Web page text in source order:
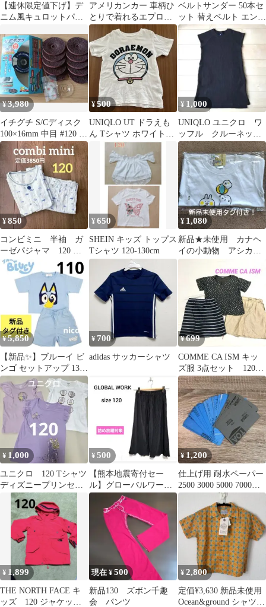
【連休限定値下げ】デ
ニム風キュロットパン
女の子
アメリカンカー 車柄ひ
とりで着れるエプロン
三角巾巾着袋付きセッ
ト
ベルトサンダー 50本セ
ット 替えベルト エンド
レスベルト
10mm×330mm 研磨ベル
ト サンドベルト サンド
ペーパー 木工 鉄工
¥3,980
イチグチ S/Cディスク
100×16mm 中目 #120 10
枚入
¥500
UNIQLO UT ドラえも
ん Tシャツ ホワイト
¥ 1,000
UNIQLO ユニクロ ワ
ッフル クルーネッ
ク ワンピース 半
袖 女の子 120
¥850
コンビミニ 半袖 ガ
ーゼパジャマ 120 ボ
タン 前あき 記名な
し✨
¥650
SHEIN キッズ トップス
Tシャツ 120-130cm
¥ 1,080
新品★未使用 カナヘ
イの小動物 アシカ
Tシャツ 120
¥5,850
【新品✨】ブルーイ ビ
ンゴ セットアップ 130
半袖 Tシャツ パンツ 夏
服
¥ 700
adidas サッカーシャツ
¥699
COMME CA ISM キッ
ズ服 3点セット 120〜
130㎝ コムサイズム
¥ 1,000
ユニクロ 120 Tシャツ
ディズニープリンセ
ス ノースリブ 3枚セ
ット
¥500
【熊本地震寄付セー
ル】グローバルワーク
☆ 女の子 ワイドパ
ンツ ブラック 120
¥1,200
仕上げ用 耐水ペーパー
2500 3000 5000 7000
10000
¥ 1,899
THE NORTH FACE キ
ッズ 120 ジャケット
現在 ¥500
新品130 ズボン千趣
会 パンツ
¥2,800
定価¥3,630 新品未使用
Ocean&ground シャツ